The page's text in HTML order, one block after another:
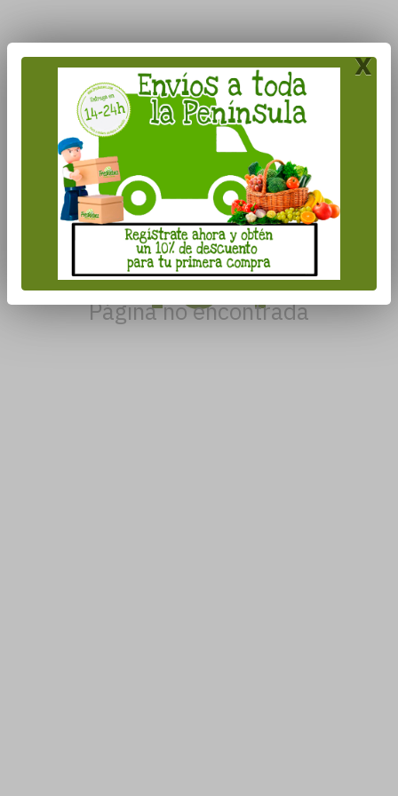
x
404
Página no encontrada